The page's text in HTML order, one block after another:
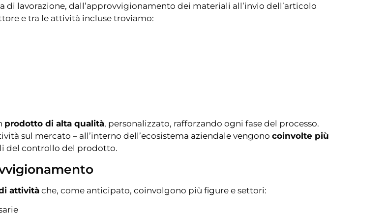
di lavorazione, dall’approvvigionamento dei materiali all’invio dell’articolo
e tra le attività incluse troviamo:
prodotto di alta qualità, personalizzato, rafforzando ogni fase del processo.
sul mercato – all’interno dell’ecosistema aziendale vengono coinvolte più
del controllo del prodotto.
attività che, come anticipato, coinvolgono più figure e settori: